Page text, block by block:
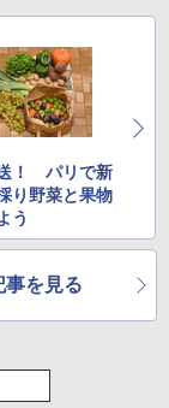
山善] 傘みたいに
ント ブラックコ
メッシュ 3-4人用
ト エクルベージ
山善] 傘みたいに
ント キューブワ
レー 熊スプレー
（連続噴射15
ク搭載 携帯収納袋
自治体・教育機
プ・アウトドア・
時用 日本国内発
離照射 長時間使用
！ パリで新
り野菜と果物
う
事を見る